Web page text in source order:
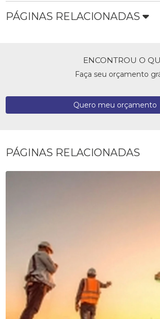
PÁGINAS RELACIONADAS
ENCONTROU O
Faça seu orçamento
Quero meu orçamento
PÁGINAS RELACIONADAS